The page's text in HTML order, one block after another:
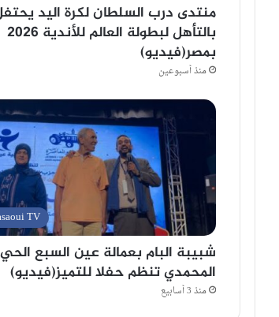
منتدى درب السلطان لكرة اليد
بالتأهل لبطولة العالم للأندية 2026
بمصر(فيديو)
منذ أسبوعين
TV
شبيبة البام بعمالة عين السبع الحي
المحمدي تنظم حفلا للتميز(فيديو)
منذ 3 أسابيع